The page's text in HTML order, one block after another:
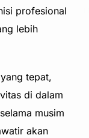
profesional
lebih
tepat,
di dalam
selama musim
akan